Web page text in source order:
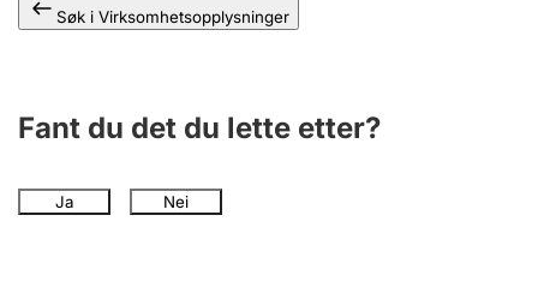
Søk i Virksomhetsopplysninger
Fant du det du lette etter?
Ja Nei